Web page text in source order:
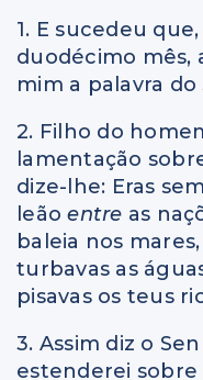
1. E sucedeu
duodécimo mês,
mim a palavra
2. Filho do
lamentação
dize-lhe: Eras
leãoentre as
baleia nos
turbavas as
pisavas os teus
3. Assim diz o
estenderei